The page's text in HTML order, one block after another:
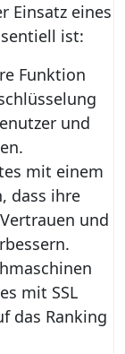
Einsatz eines
ist:
Funktion
und
mit einem
dass ihre
und
mit SSL
das Ranking